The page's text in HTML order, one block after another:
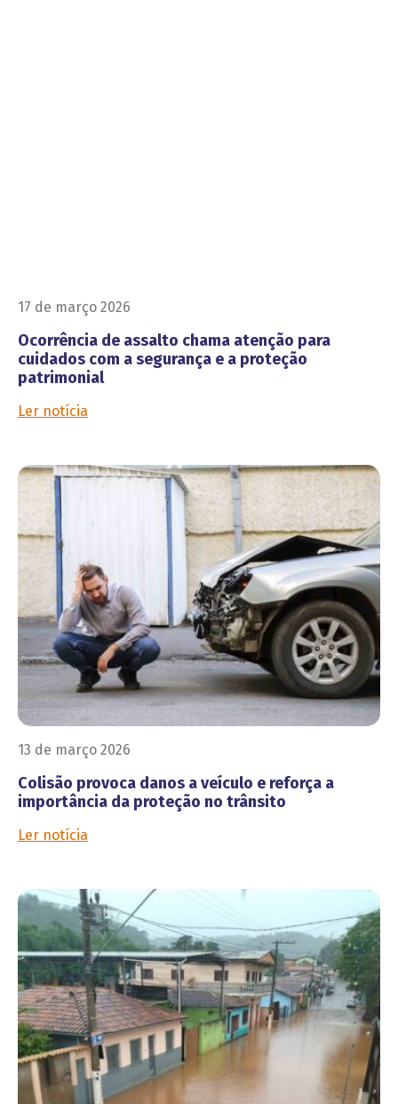
17 de março 2026
Ocorrência de assalto chama atenção para
cuidados com a segurança e a proteção
patrimonial
Ler notícia
13 de março 2026
Colisão provoca danos a veículo e reforça a
importância da proteção no trânsito
Ler notícia